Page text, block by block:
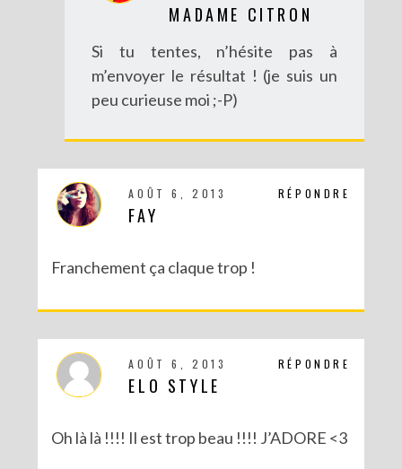
MADAME CITRON
Si tu tentes, n’hésite pas à
m’envoyer le résultat ! (je suis un
peu curieuse moi ;-P)
RÉPONDRE
AOÛT 6, 2013
FAY
Franchement ça claque trop !
RÉPONDRE
AOÛT 6, 2013
ELO STYLE
Oh là là !!!! Il est trop beau !!!! J’ADORE <3